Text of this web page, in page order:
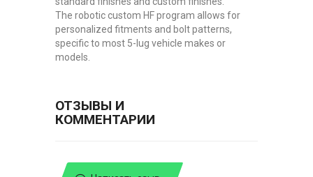
The robotic custom HF program allows for
personalized fitments and bolt patterns,
specific to most 5-lug vehicle makes or
models.
ОТЗЫВЫ И
КОММЕНТАРИИ